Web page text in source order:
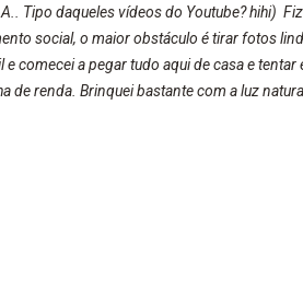
Tipo daqueles vídeos do Youtube? hihi)
social, o maior obstáculo é tirar fotos
e comecei a pegar tudo aqui de casa e
de renda. Brinquei bastante com a luz
os objetos que você encontrar em sua casa,